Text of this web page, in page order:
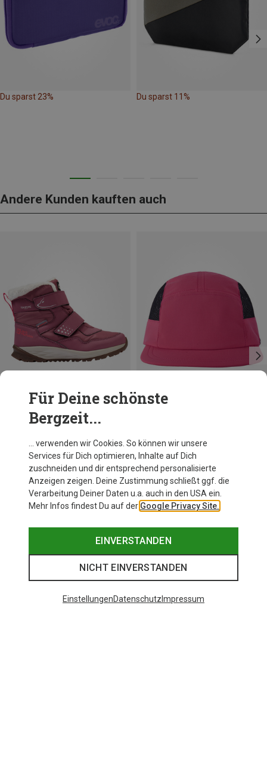
Du sparst 23% Du sparst 11%
Andere Kunden kauften auch
Du sparst bis 19%
Für Deine schönste
Bergzeit...
… verwenden wir Cookies. So können wir unsere
Services für Dich optimieren, Inhalte auf Dich
zuschneiden und dir entsprechend personalisierte
Anzeigen zeigen. Deine Zustimmung schließt ggf. die
Verarbeitung Deiner Daten u.a. auch in den USA ein.
Mehr Infos findest Du auf der Google Privacy Site.
EINVERSTANDEN
NICHT EINVERSTANDEN
EinstellungenDatenschutz Impressum